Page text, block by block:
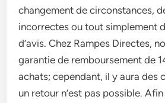
changement de circonstances,
incorrectes ou tout simplement
d’avis. Chez Rampes Directes,
garantie de remboursement de
achats; cependant, il y aura des
un retour n’est pas possible.